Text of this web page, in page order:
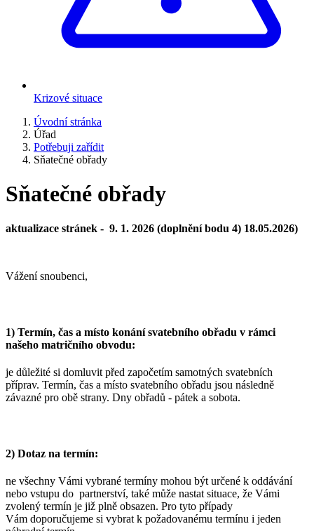
Krizové situace
Úvodní stránka
Úřad
Potřebuji zařídit
Sňatečné obřady
Sňatečné obřady
aktualizace stránek - 9. 1. 2026 (doplnění bodu 4) 18.05.2026)
Vážení snoubenci,
1) Termín, čas a místo konání svatebního obřadu v rámci
našeho matričního obvodu:
je důležité si domluvit před započetím samotných svatebních
příprav. Termín, čas a místo svatebního obřadu jsou následně
závazné pro obě strany. Dny obřadů - pátek a sobota.
2) Dotaz na termín:
ne všechny Vámi vybrané termíny mohou být určené k oddávání
nebo vstupu do partnerství, také může nastat situace, že Vámi
zvolený termín je již plně obsazen. Pro tyto případy
Vám doporučujeme si vybrat k požadovanému termínu i jeden